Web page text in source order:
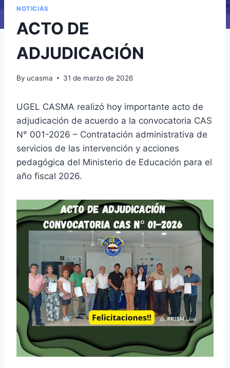
NOTICIAS
ACTO DE
ADJUDICACIÓN
By ucasma 31 de marzo de 2026
UGEL CASMA realizó hoy importante acto de
adjudicación de acuerdo a la convocatoria CAS
N° 001-2026 – Contratación administrativa de
servicios de las intervención y acciones
pedagógica del Ministerio de Educación para el
año fiscal 2026.